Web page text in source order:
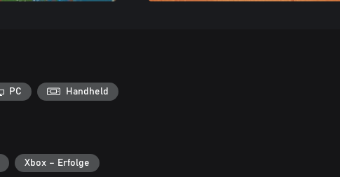
PC Handheld
Xbox – Erfolge